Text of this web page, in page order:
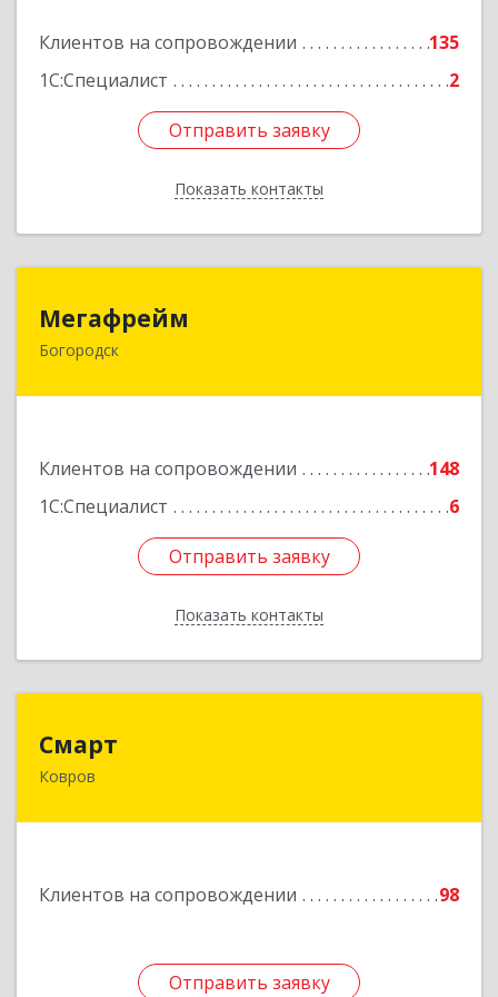
Клиентов на сопровождении
135
1С:Специалист
2
Отправить заявку
Показать контакты
Отправить заявку
Назад
Мегафрейм
Богородск
Клиентов на сопровождении
148
1С:Специалист
6
Отправить заявку
Показать контакты
607600, Нижегородская обл, Богородск г,
Отправить заявку
Назад
Смарт
Ковров
Клиентов на сопровождении 98
Отправить заявку
601900, Владимирская обл, Ковров г, Труда ул,
Отправить заявку